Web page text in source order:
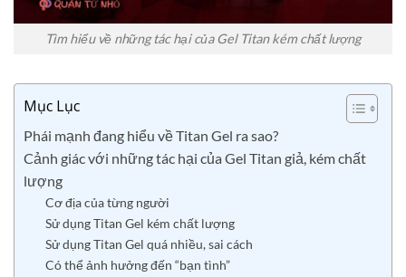
Tìm hiểu về những tác hại của Gel Titan kém chất lượng
Mục Lục
Phái mạnh đang hiểu về Titan Gel ra sao?
Cảnh giác với những tác hại của Gel Titan giả, kém chất
lượng
Cơ địa của từng người
Sử dụng Titan Gel kém chất lượng
Sử dụng Titan Gel quá nhiều, sai cách
Có thể ảnh hưởng đến “bạn tình”